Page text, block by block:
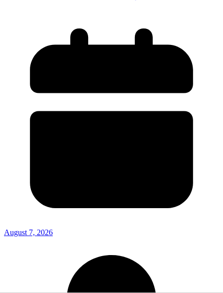
August 7, 2026